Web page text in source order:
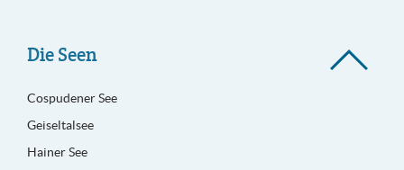
Die Seen
Cospudener See
Geiseltalsee
Hainer See